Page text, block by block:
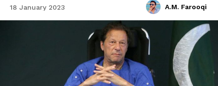
A.M. Farooqi
18 January 2023